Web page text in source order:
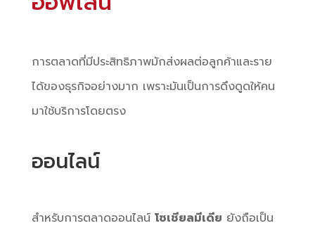
การตลาดที่มีประสิทธิภาพมักส่งผลต่อลูกค้าและราย
ได้ของธุรกิจอย่างมาก เพราะมันเป็นการดึงดูดให้คน
มาใช้บริการโดยตรง
ออนไลน์
สำหรับการตลาดออนไลน์ โซเชียลมีเดีย ยังถือเป็น